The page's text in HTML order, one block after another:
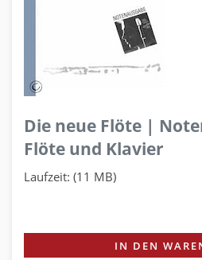
Die neue Flöte |
Flöte und Klavier
Laufzeit: (11 MB)
IN DEN